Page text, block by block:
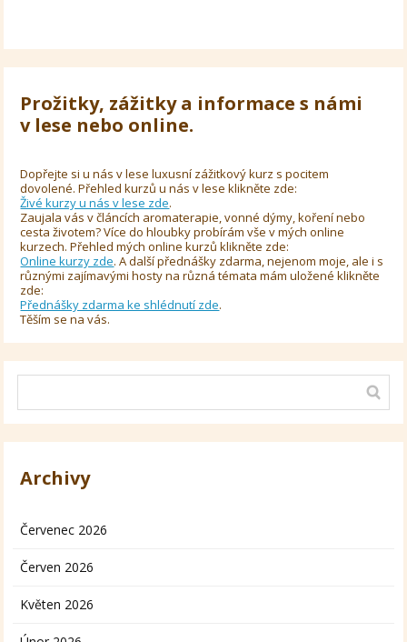
Prožitky, zážitky a informace s námi
v lese nebo online.
Dopřejte si u nás v lese luxusní zážitkový kurz s pocitem
dovolené. Přehled kurzů u nás v lese klikněte zde:
Živé kurzy u nás v lese zde.
Zaujala vás v článcích aromaterapie, vonné dýmy, koření nebo
cesta životem? Více do hloubky probírám vše v mých online
kurzech. Přehled mých online kurzů klikněte zde:
Online kurzy zde. A další přednášky zdarma, nejenom moje, ale i s
různými zajímavými hosty na různá témata mám uložené klikněte
zde:
Přednášky zdarma ke shlédnutí zde.
Těším se na vás.
Archivy
Červenec 2026
Červen 2026
Květen 2026